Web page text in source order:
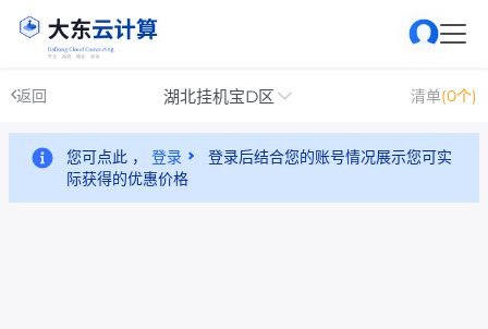
返回 湖北挂机宝D区 清单(0个)
您可点此 ， 登录
登录后结合您的账号情况展示您可实
际获得的优惠价格